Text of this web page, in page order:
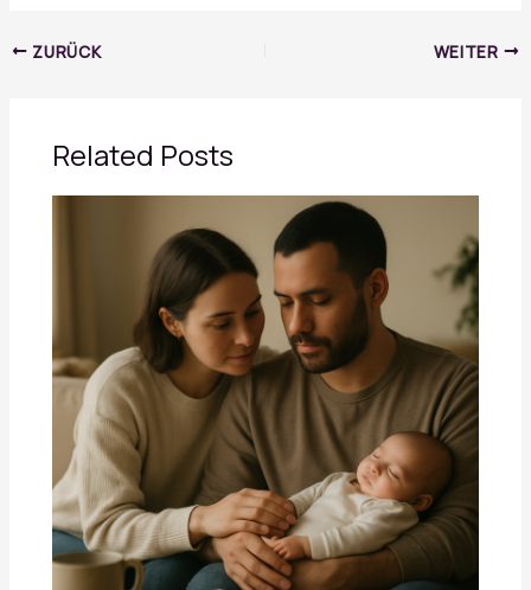
ZURÜCK WEITER
Related Posts